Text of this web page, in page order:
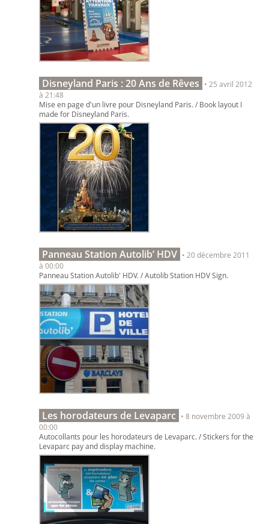
Disneyland Paris : 20 Ans de Rêves
• 25 avril 2012
à 21:48
Mise en page d'un livre pour Disneyland Paris. / Book layout I
made for Disneyland Paris.
Panneau Station Autolib’ HDV • 20 décembre 2011
à 00:00
Panneau Station Autolib' HDV. / Autolib Station HDV Sign.
Les horodateurs de Levaparc
• 8 novembre 2009 à
00:00
Autocollants pour les horodateurs de Levaparc. / Stickers for the
Levaparc pay and display machine.